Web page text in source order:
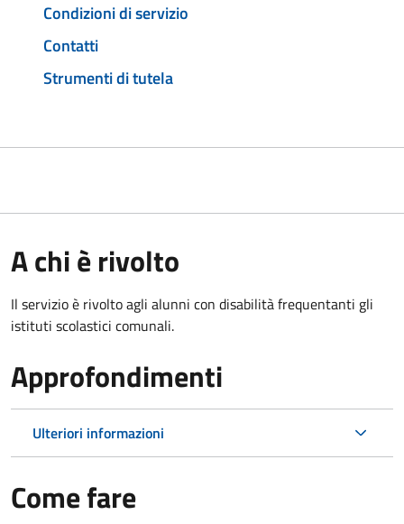
Condizioni di servizio
Contatti
Strumenti di tutela
A chi è rivolto
Il servizio è rivolto agli alunni con disabilità frequentanti gli
istituti scolastici comunali.
Approfondimenti
Ulteriori informazioni
Come fare